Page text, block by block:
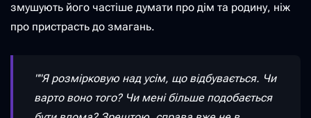
змушують його частіше думати про дім та родину, ніж
про пристрасть до змагань.
""Я розмірковую над усім, що відбувається. Чи
варто воно того? Чи мені більше подобається